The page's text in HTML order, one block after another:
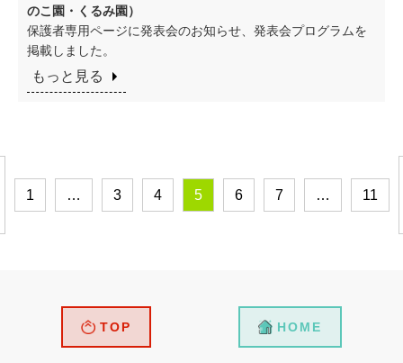
のこ園・くるみ園）
保護者専用ページに発表会のお知らせ、発表会プログラムを
掲載しました。
もっと見る
1 … 3 4 5 6 7 … 11
TOP HOME